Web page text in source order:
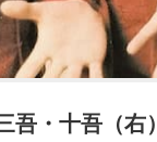
吾・十吾（右）